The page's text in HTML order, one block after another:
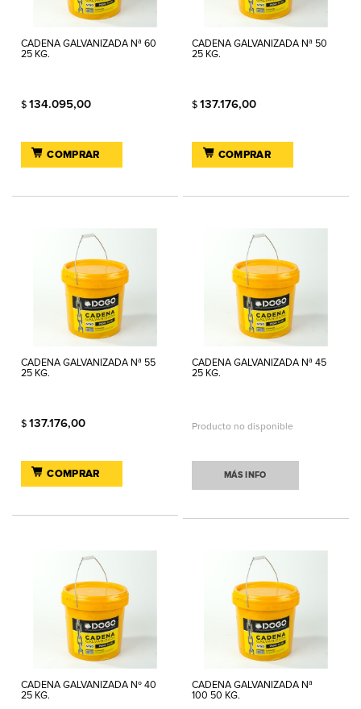
CADENA GALVANIZADA Nª 60
25 KG.
$ 134.095,00
COMPRAR
CADENA GALVANIZADA Nª 50
25 KG.
$137.176,00
COMPRAR
CADENA GALVANIZADA Nª 55
25 KG.
$ 137.176,00
COMPRAR
CADENA GALVANIZADA Nª 45
25 KG.
Producto no disponible
MÁS INFO
CADENA GALVANIZADA Nº 40
25 KG.
CADENA GALVANIZADA Nª
100 50 KG.